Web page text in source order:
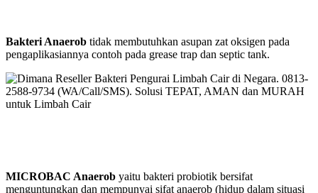
Bakteri Anaerob tidak membutuhkan asupan zat oksigen pada
pengaplikasiannya contoh pada grease trap dan septic tank.
MICROBAC Anaerob yaitu bakteri probiotik bersifat
menguntungkan dan mempunyai sifat anaerob (hidup dalam situasi